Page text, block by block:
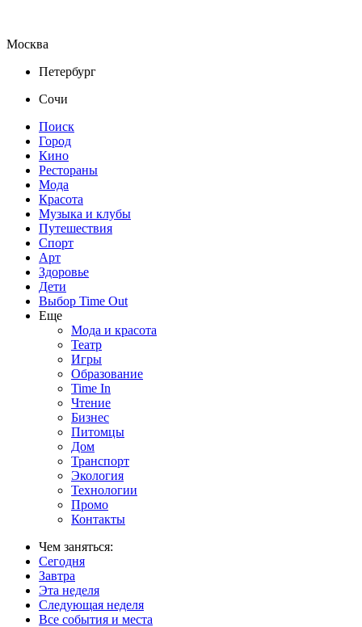
Москва
Петербург
Сочи
Поиск
Город
Кино
Рестораны
Мода
Красота
Музыка и клубы
Путешествия
Спорт
Арт
Здоровье
Дети
Выбор Time Out
Еще
Мода и красота
Театр
Игры
Образование
Time In
Чтение
Бизнес
Питомцы
Дом
Транспорт
Экология
Технологии
Промо
Контакты
Чем заняться:
Сегодня
Завтра
Эта неделя
Следующая неделя
Все события и места